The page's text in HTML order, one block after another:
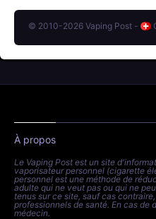
© 2010-2026 Vaping Post -
À propos
Le Vaping Post est un site
vaporisateur personnel (cigarette
personnel est une méthode de
adulte qui ne veut pas ou qui ne
tenus sur ce site, sauf cas
professionnels de santé. En cas
médecin.